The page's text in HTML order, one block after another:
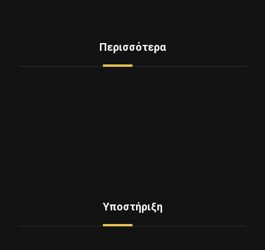
Περισσότερα
Υποστήριξη